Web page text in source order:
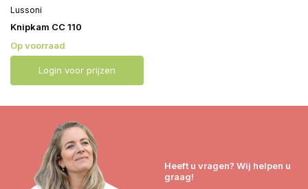
Lussoni
Knipkam CC 110
Op voorraad
Login voor prijzen
Heeft u vragen? Wij helpen u
graag!